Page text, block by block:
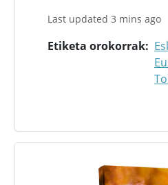
Last updated 3 mins ago
Etiketa orokorrak